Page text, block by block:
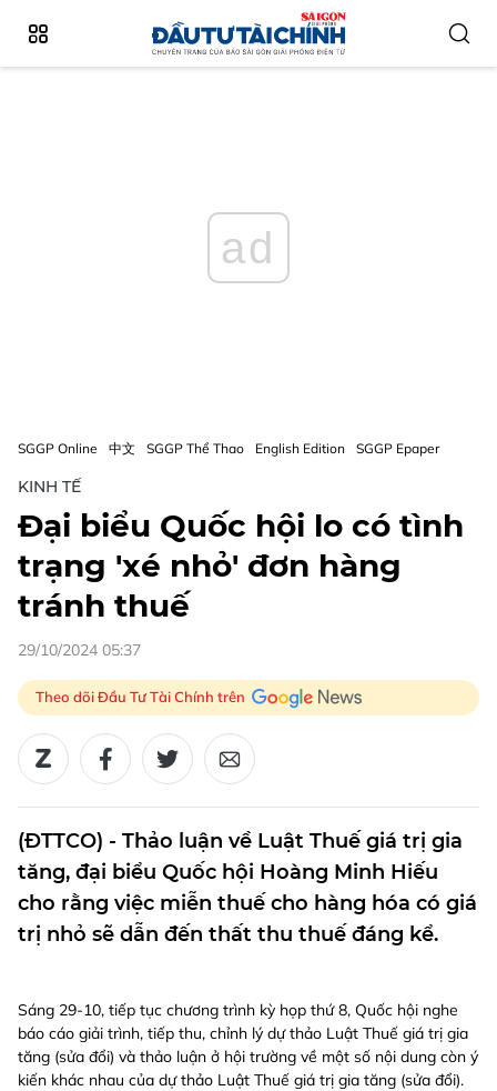
ad
SGGP Online 中文 SGGP Thể Thao English Edition SGGP Epaper
KINH TẾ
Đại biểu Quốc hội lo có tình
trạng 'xé nhỏ' đơn hàng
tránh thuế
29/10/2024 05:37
Theo dõi Đầu Tư Tài Chính trên
(ĐTTCO) - Thảo luận về Luật Thuế giá trị gia
tăng, đại biểu Quốc hội Hoàng Minh Hiếu
cho rằng việc miễn thuế cho hàng hóa có giá
trị nhỏ sẽ dẫn đến thất thu thuế đáng kể.
Sáng 29-10, tiếp tục chương trình kỳ họp thứ 8, Quốc hội nghe
báo cáo giải trình, tiếp thu, chỉnh lý dự thảo Luật Thuế giá trị gia
tăng (sửa đổi) và thảo luận ở hội trường về một số nội dung còn ý
kiến khác nhau của dự thảo Luật Thuế giá trị gia tăng (sửa đổi).